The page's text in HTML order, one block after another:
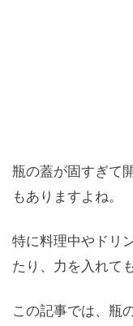
瓶の蓋が固すぎて
もありますよね。
特に料理中やドリ
たり、力を入れて
この記事では、瓶